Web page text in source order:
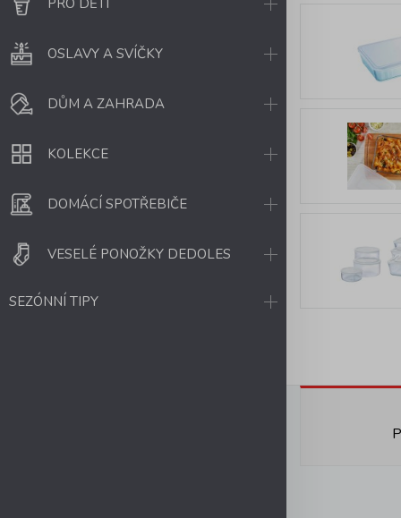
PRO DĚTI
OSLAVY A SVÍČKY
DŮM A ZAHRADA
KOLEKCE
DOMÁCÍ SPOTŘEBIČE
VESELÉ PONOŽKY DEDOLES
SEZÓNNÍ TIPY